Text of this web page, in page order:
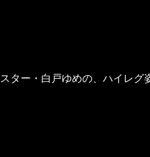
ター・白戸ゆめの、ハイレグ